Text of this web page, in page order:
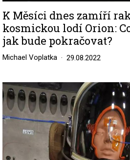
K Měsíci dnes zamíří
kosmickou lodí Orion:
jak bude pokračovat?
Michael Voplatka 29.08.2022
Image